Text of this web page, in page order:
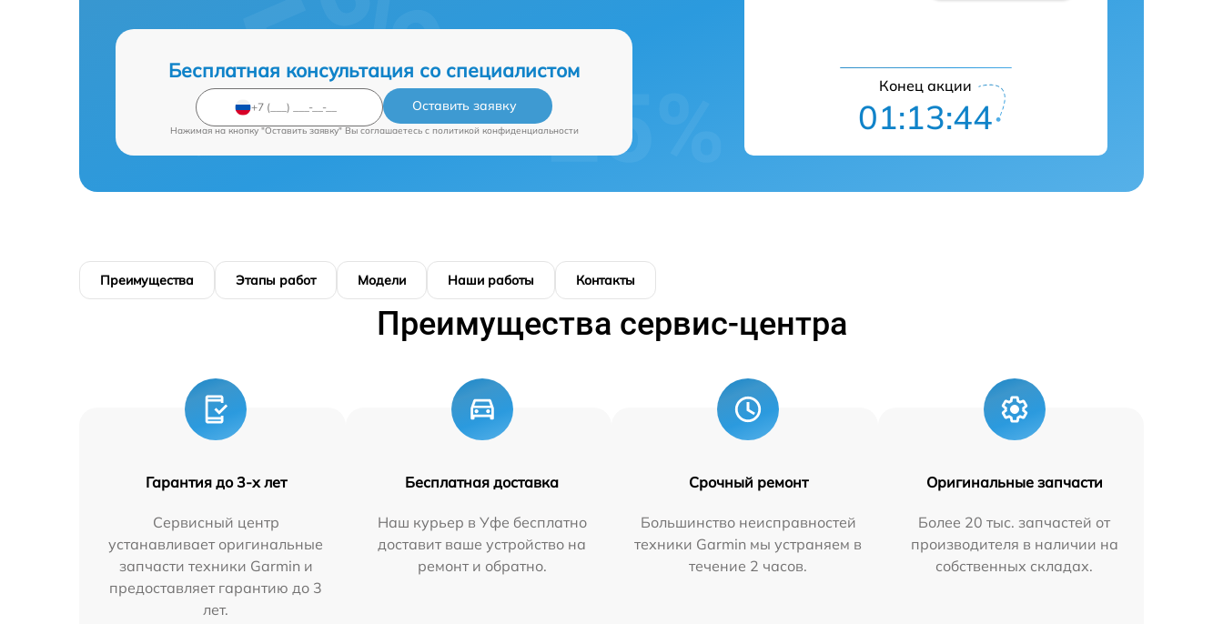
Бесплатная консультация со специалистом
Оставить заявку
Нажимая на кнопку "Оставить заявку" Вы соглашаетесь c политикой конфиденциальности
Конец акции
01:13:43
Преимущества Этапы работ Модели Наши работы Контакты
Преимущества сервис-центра
Гарантия до 3-х лет
Сервисный центр
устанавливает оригинальные
запчасти техники Garmin и
предоставляет гарантию до 3
лет.
Бесплатная доставка
Наш курьер в Уфе бесплатно
доставит ваше устройство на
ремонт и обратно.
Срочный ремонт
Большинство неисправностей
техники Garmin мы устраняем в
течение 2 часов.
Оригинальные запчасти
Более 20 тыс. запчастей от
производителя в наличии на
собственных складах.